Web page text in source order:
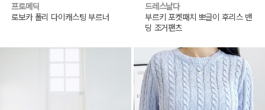
프로메딕
로보카 폴리 다이캐스팅 부르너
드레스날다
부르키 포켓패치 뽀글이 후리스 밴
딩 조거팬츠